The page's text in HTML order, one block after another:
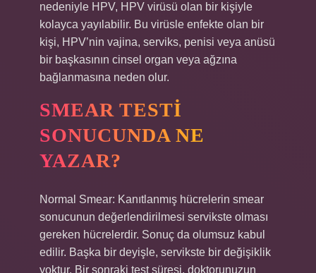
nedeniyle HPV, HPV virüsü olan bir kişiyle
kolayca yayılabilir. Bu virüsle enfekte olan bir
kişi, HPV’nin vajina, serviks, penisi veya anüsü
bir başkasının cinsel organ veya ağzına
bağlanmasına neden olur.
SMEAR TESTI
SONUCUNDA NE
YAZAR?
Normal Smear: Kanıtlanmış hücrelerin smear
sonucunun değerlendirilmesi servikste olması
gereken hücrelerdir. Sonuç da olumsuz kabul
edilir. Başka bir deyişle, servikste bir değişiklik
yoktur. Bir sonraki test süresi, doktorunuzun